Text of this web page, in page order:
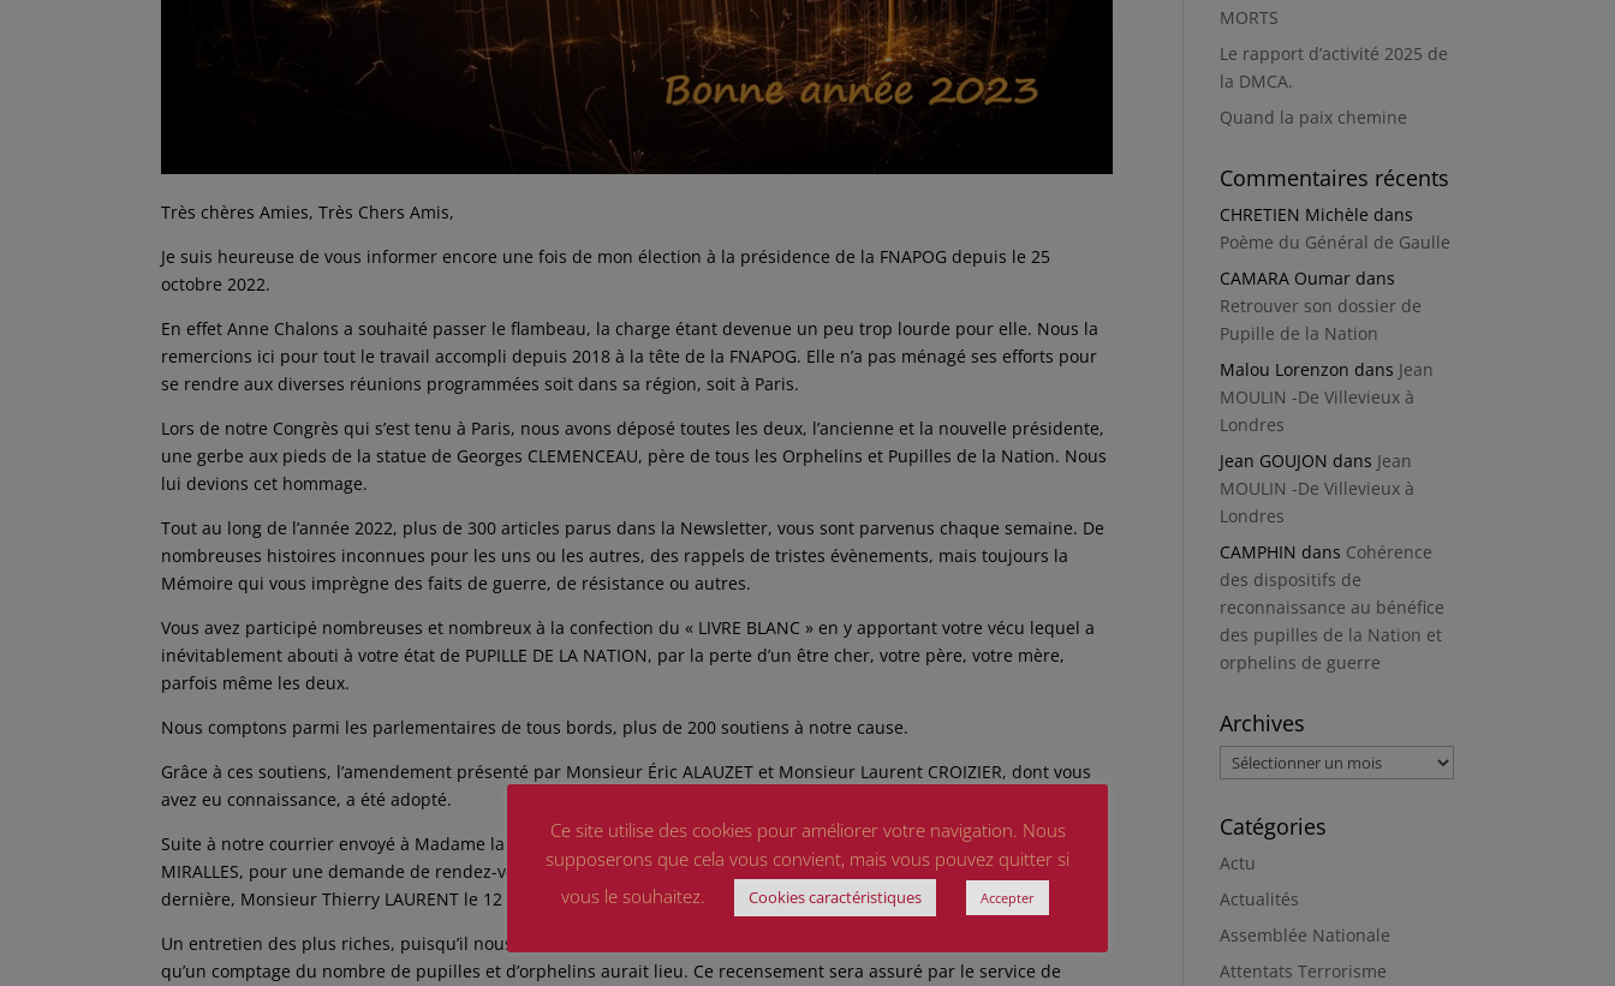
Très chères Amies, Très Chers Amis,
Je suis heureuse de vous informer encore une fois de mon élection à la présidence de la FNAPOG depuis le 25
octobre 2022.
En effet Anne Chalons a souhaité passer le flambeau, la charge étant devenue un peu trop lourde pour elle. Nous la
remercions ici pour tout le travail accompli depuis 2018 à la tête de la FNAPOG. Elle n’a pas ménagé ses efforts pour
se rendre aux diverses réunions programmées soit dans sa région, soit à Paris.
Lors de notre Congrès qui s’est tenu à Paris, nous avons déposé toutes les deux, l’ancienne et la nouvelle présidente,
une gerbe aux pieds de la statue de Georges CLEMENCEAU, père de tous les Orphelins et Pupilles de la Nation. Nous
lui devions cet hommage.
Tout au long de l’année 2022, plus de 300 articles parus dans la Newsletter, vous sont parvenus chaque semaine. De
nombreuses histoires inconnues pour les uns ou les autres, des rappels de tristes évènements, mais toujours la
Mémoire qui vous imprègne des faits de guerre, de résistance ou autres.
Vous avez participé nombreuses et nombreux à la confection du « LIVRE BLANC » en y apportant votre vécu lequel a
inévitablement abouti à votre état de PUPILLE DE LA NATION, par la perte d’un être cher, votre père, votre mère,
parfois même les deux.
Nous comptons parmi les parlementaires de tous bords, plus de 200 soutiens à notre cause.
Grâce à ces soutiens, l’amendement présenté par Monsieur Éric ALAUZET et Monsieur Laurent CROIZIER, dont vous
avez eu connaissance, a été adopté.
Suite à notre courrier envoyé à Madame la Secrétaire d’Etat aux Anciens Combattants et à la Mémoire, Patricia
MIRALLES, pour une demande de rendez-vous, un entretien nous a été accordé avec le Directeur de Cabinet de cette
dernière, Monsieur Thierry LAURENT le 12 décembre dernier.
Un entretien des plus riches, puisqu’il nous a été annoncé, suite à l’amendement de MM. ALAUZER et CROIZIER,
qu’un comptage du nombre de pupilles et d’orphelins aurait lieu. Ce recensement sera assuré par le service de
MORTS
Le rapport d’activité 2025 de
la DMCA.
Quand la paix chemine
Commentaires récents
CHRETIEN Michèle dans
Poème du Général de Gaulle
CAMARA Oumar dans
Retrouver son dossier de
Pupille de la Nation
Malou Lorenzon dans Jean
MOULIN -De Villevieux à
Londres
Jean GOUJON dans Jean
MOULIN -De Villevieux à
Londres
CAMPHIN dans Cohérence
des dispositifs de
reconnaissance au bénéfice
des pupilles de la Nation et
orphelins de guerre
Archives
Archives
Catégories
Actu
Actualités
Assemblée Nationale
Attentats Terrorisme
Ce site utilise des cookies pour améliorer votre navigation. Nous
supposerons que cela vous convient, mais vous pouvez quitter si
vous le souhaitez.
Cookies caractéristiques Accepter